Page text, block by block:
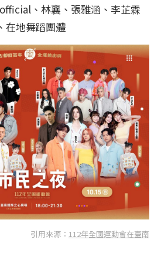
、林襄、張雅涵、李芷霖
在地舞蹈團體
引用來源： 112年全國運動會在臺南